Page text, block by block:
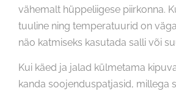
vähemalt hüppeliigese piirkonna.
tuuline ning temperatuurid on
näo katmiseks kasutada salli või
Kui käed ja jalad külmetama
kanda soojenduspatjasid, millega